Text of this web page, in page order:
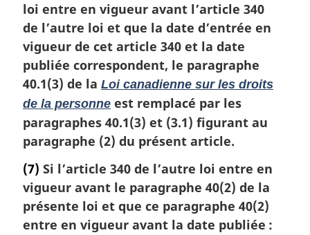
loi entre en vigueur avant l’article 340
de l’autre loi et que la date d’entrée en
vigueur de cet article 340 et la date
publiée correspondent, le paragraphe
40.1(3) de la Loi canadienne sur les droits
de la personne est remplacé par les
paragraphes 40.1(3) et (3.1) figurant au
paragraphe (2) du présent article.
(7) Si l’article 340 de l’autre loi entre en
vigueur avant le paragraphe 40(2) de la
présente loi et que ce paragraphe 40(2)
entre en vigueur avant la date publiée :